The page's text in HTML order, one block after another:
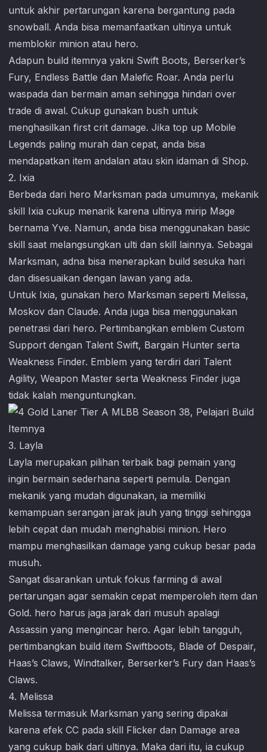
untuk akhir pertarungan karena bergantung pada
snowball. Anda bisa memanfaatkan ultinya untuk
memblokir minion atau hero.
Adapun build itemnya yakni Swift Boots, Berserker’s
Fury, Endless Battle dan Malefic Roar. Anda perlu
waspada dan bermain aman sehingga hindari over
trade di awal. Cukup gunakan bush untuk
menghasilkan first crit damage. Jika top up Mobile
Legends paling murah dan cepat, anda bisa
mendapatkan item andalan atau skin idaman di Shop.
2. Ixia
Berbeda dari hero Marksman pada umumnya, mekanik
skill Ixia cukup menarik karena ultinya mirip Mage
bernama Yve. Namun, anda bisa menggunakan basic
skill saat melangsungkan ulti dan skill lainnya. Sebagai
Marksman, adna bisa menerapkan build sesuka hari
dan disesuaikan dengan lawan yang ada.
Untuk Ixia, gunakan hero Marksman seperti Melissa,
Moskov dan Claude. Anda juga bisa menggunakan
penetrasi dari hero. Pertimbangkan emblem Custom
Support dengan Talent Swift, Bargain Hunter serta
Weakness Finder. Emblem yang terdiri dari Talent
Agility, Weapon Master serta Weakness Finder juga
tidak kalah menguntungkan.
3. Layla
Layla merupakan pilihan terbaik bagi pemain yang
ingin bermain sederhana seperti pemula. Dengan
mekanik yang mudah digunakan, ia memiliki
kemampuan serangan jarak jauh yang tinggi sehingga
lebih cepat dan mudah menghabisi minion. Hero
mampu menghasilkan damage yang cukup besar pada
musuh.
Sangat disarankan untuk fokus farming di awal
pertarungan agar semakin cepat memperoleh item dan
Gold. hero harus jaga jarak dari musuh apalagi
Assassin yang mengincar hero. Agar lebih tangguh,
pertimbangkan build item Swiftboots, Blade of Despair,
Haas’s Claws, Windtalker, Berserker’s Fury dan Haas’s
Claws.
4. Melissa
Melissa termasuk Marksman yang sering dipakai
karena efek CC pada skill Flicker dan Damage area
yang cukup baik dari ultinya. Maka dari itu, ia cukup